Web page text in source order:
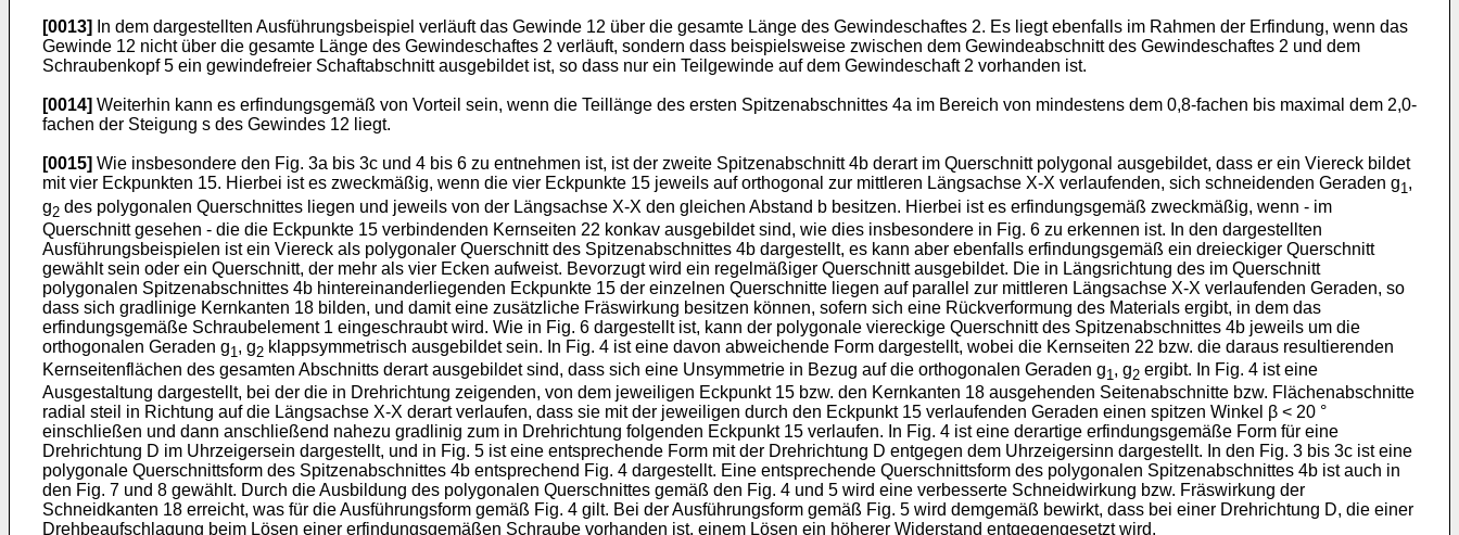
[0013]
In dem dargestellten Ausführungsbeispiel verläuft das Gewinde 12 über die gesamte Länge des Gewindeschaftes 2. Es liegt ebenfalls im Rahmen der Erfindung, wenn das
Gewinde 12 nicht über die gesamte Länge des Gewindeschaftes 2 verläuft, sondern dass beispielsweise zwischen dem Gewindeabschnitt des Gewindeschaftes 2 und dem
Schraubenkopf 5 ein gewindefreier Schaftabschnitt ausgebildet ist, so dass nur ein Teilgewinde auf dem Gewindeschaft 2 vorhanden ist.
[0014] Weiterhin kann es erfindungsgemäß von Vorteil sein, wenn die Teillänge des ersten Spitzenabschnittes 4a im Bereich von mindestens dem 0,8-fachen bis maximal dem 2,0-
fachen der Steigung s des Gewindes 12 liegt.
[0015] Wie insbesondere den Fig. 3a bis 3c und 4 bis 6 zu entnehmen ist, ist der zweite Spitzenabschnitt 4b derart im Querschnitt polygonal ausgebildet, dass er ein Viereck bildet
mit vier Eckpunkten 15. Hierbei ist es zweckmäßig, wenn die vier Eckpunkte 15 jeweils auf orthogonal zur mittleren Längsachse X-X verlaufenden, sich schneidenden Geraden g1,
g2 des polygonalen Querschnittes liegen und jeweils von der Längsachse X-X den gleichen Abstand b besitzen. Hierbei ist es erfindungsgemäß zweckmäßig, wenn - im
Querschnitt gesehen - die die Eckpunkte 15 verbindenden Kernseiten 22 konkav ausgebildet sind, wie dies insbesondere in Fig. 6 zu erkennen ist. In den dargestellten
Ausführungsbeispielen ist ein Viereck als polygonaler Querschnitt des Spitzenabschnittes 4b dargestellt, es kann aber ebenfalls erfindungsgemäß ein dreieckiger Querschnitt
gewählt sein oder ein Querschnitt, der mehr als vier Ecken aufweist. Bevorzugt wird ein regelmäßiger Querschnitt ausgebildet. Die in Längsrichtung des im Querschnitt
polygonalen Spitzenabschnittes 4b hintereinanderliegenden Eckpunkte 15 der einzelnen Querschnitte liegen auf parallel zur mittleren Längsachse X-X verlaufenden Geraden, so
dass sich gradlinige Kernkanten 18 bilden, und damit eine zusätzliche Fräswirkung besitzen können, sofern sich eine Rückverformung des Materials ergibt, in dem das
erfindungsgemäße Schraubelement 1 eingeschraubt wird. Wie in Fig. 6 dargestellt ist, kann der polygonale viereckige Querschnitt des Spitzenabschnittes 4b jeweils um die
orthogonalen Geraden g1 , g2 klappsymmetrisch ausgebildet sein. In Fig. 4 ist eine davon abweichende Form dargestellt, wobei die Kernseiten 22 bzw. die daraus resultierenden
Kernseitenflächen des gesamten Abschnitts derart ausgebildet sind, dass sich eine Unsymmetrie in Bezug auf die orthogonalen Geraden g1, g2 ergibt. In Fig. 4 ist eine
Ausgestaltung dargestellt, bei der die in Drehrichtung zeigenden, von dem jeweiligen Eckpunkt 15 bzw. den Kernkanten 18 ausgehenden Seitenabschnitte bzw. Flächenabschnitte
radial steil in Richtung auf die Längsachse X-X derart verlaufen, dass sie mit der jeweiligen durch den Eckpunkt 15 verlaufenden Geraden einen spitzen Winkel β < 20 °
einschließen und dann anschließend nahezu gradlinig zum in Drehrichtung folgenden Eckpunkt 15 verlaufen. In Fig. 4 ist eine derartige erfindungsgemäße Form für eine
Drehrichtung D im Uhrzeigersein dargestellt, und in Fig. 5 ist eine entsprechende Form mit der Drehrichtung D entgegen dem Uhrzeigersinn dargestellt. In den Fig. 3 bis 3c ist eine
polygonale Querschnittsform des Spitzenabschnittes 4b entsprechend Fig. 4 dargestellt. Eine entsprechende Querschnittsform des polygonalen Spitzenabschnittes 4b ist auch in
den Fig. 7 und 8 gewählt. Durch die Ausbildung des polygonalen Querschnittes gemäß den Fig. 4 und 5 wird eine verbesserte Schneidwirkung bzw. Fräswirkung der
Schneidkanten 18 erreicht, was für die Ausführungsform gemäß Fig. 4 gilt. Bei der Ausführungsform gemäß Fig. 5 wird demgemäß bewirkt, dass bei einer Drehrichtung D, die einer
Drehbeaufschlagung beim Lösen einer erfindungsgemäßen Schraube vorhanden ist, einem Lösen ein höherer Widerstand entgegengesetzt wird.